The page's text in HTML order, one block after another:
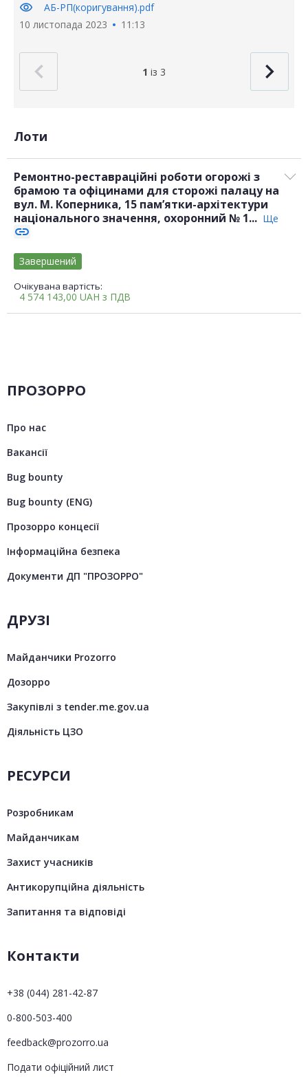
visibility
АБ-РП(коригування).pdf
10 листопада 2023
11:13
1 із 3
Лоти
Ремонтно-реставраційні роботи огорожі з
брамою та офіцинами для сторожі палацу на
вул. М. Коперника, 15 пам’ятки-архітектури
національного значення, охоронний № 1... Ще
link
Очікувана вартість:
4 574 143,00 UAH з ПДВ
Завершений
ПРОЗОРРО
Про нас
Вакансії
Bug bounty
Bug bounty (ENG)
Прозорро концесії
Інформаційна безпека
Документи ДП "ПРОЗОРРО"
ДРУЗІ
Майданчики Prozorro
Дозорро
Закупівлі з tender.me.gov.ua
Діяльність ЦЗО
РЕСУРСИ
Розробникам
Майданчикам
Захист учасників
Антикорупційна діяльність
Запитання та відповіді
Контакти
+38 (044) 281-42-87
0-800-503-400
feedback@prozorro.ua
Подати офіційний лист